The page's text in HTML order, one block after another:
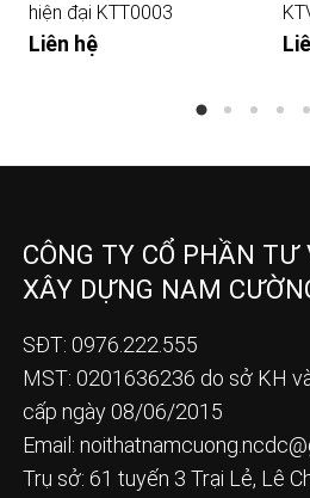
hiện đại KTT0003
Liên hệ
CÔNG TY CỔ PHẦN TƯ
XÂY DỰNG NAM
SĐT: 0976.222.555
MST: 0201636236 do sở KH
cấp ngày 08/06/2015
Email:
Trụ sở: 61 tuyến 3 Trại Lẻ, Lê